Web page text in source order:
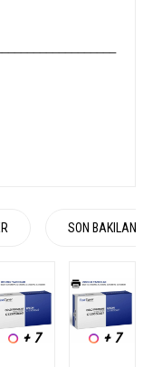
SON
+ 7 + 7